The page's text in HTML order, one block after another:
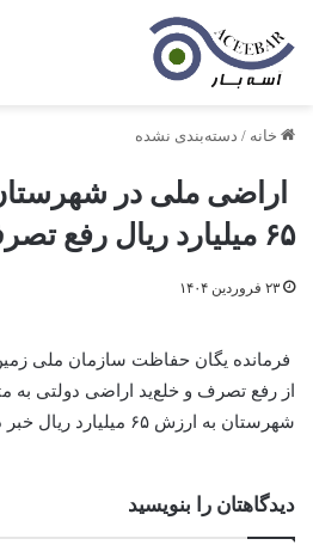
خانه / دسته‌بندی نشده
اراضی ملی در
۶۵ میلیارد ریال رفع تصرف شد
۲۳ فروردین ۱۴۰۴
فرمانده یگان حفاظت سازمان ملی
شهرستان به ارزش ۶۵ میلیارد ریال خبر داد.
دیدگاهتان را بنویسید